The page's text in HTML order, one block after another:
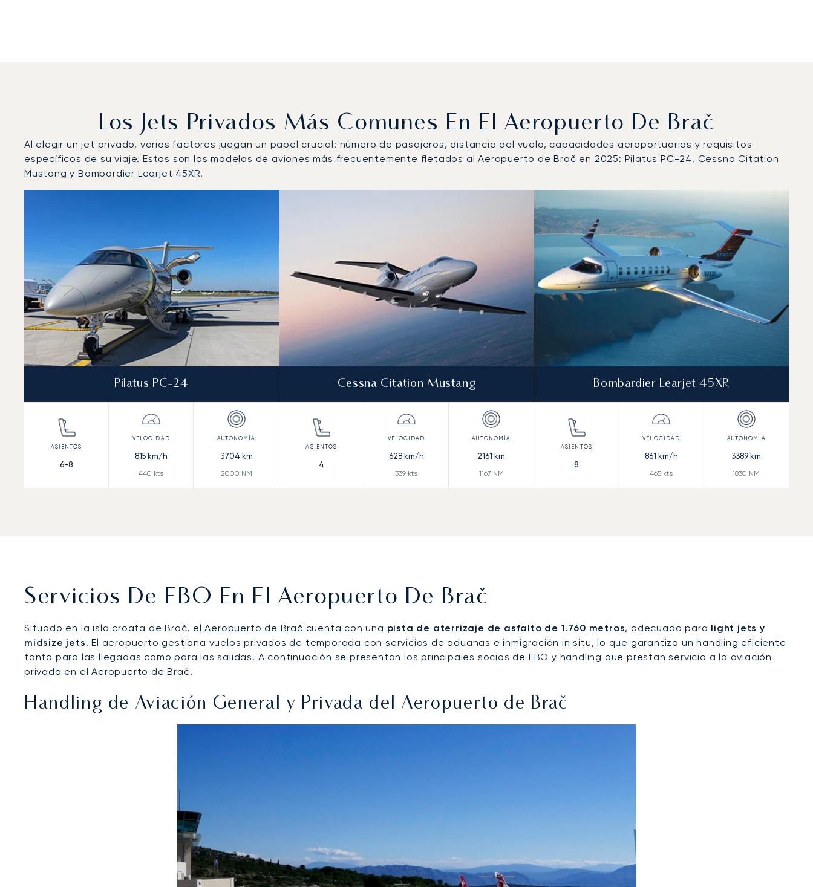
Los Jets Privados Más Comunes En El Aeropuerto De Brač
Al elegir un jet privado, varios factores juegan un papel crucial: número de pasajeros, distancia del vuelo, capacidades aeroportuarias y requisitos
específicos de su viaje. Estos son los modelos de aviones más frecuentemente fletados al Aeropuerto de Brač en 2025: Pilatus PC-24, Cessna Citation
Mustang y Bombardier Learjet 45XR.
Pilatus PC-24
6-8
815km/h
440 kts
3704 km
2000 NM
Cessna Citation Mustang
4
628km/h
339 kts
2161 km
1167 NM
Bombardier Learjet 45XR
8
861 km/h
465 kts
3389 km
1830 NM
Servicios De FBO En El Aeropuerto De Brač
Situado en la isla croata de Brač, elAeropuerto de Brač cuenta con una pista de aterrizaje de asfalto de 1.760 metros, adecuada para light jets y
midsize jets. El aeropuerto gestiona vuelos privados de temporada con servicios de aduanas e inmigración in situ, lo que garantiza un handling eficiente
tanto para las llegadas como para las salidas. A continuación se presentan los principales socios de FBO y handling que prestan servicio a la aviación
privada en el Aeropuerto de Brač.
Handling de Aviación General y Privada del Aeropuerto de Brač